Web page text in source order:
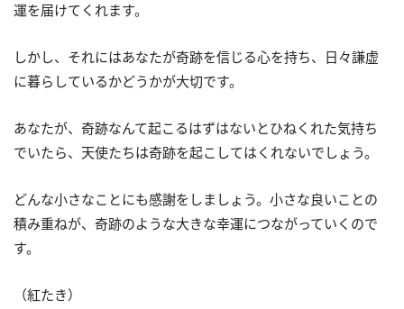
運を届けてくれます。
しかし、それにはあなたが奇跡を信じる心を持ち、日々謙虚
に暮らしているかどうかが大切です。
あなたが、奇跡なんて起こるはずはないとひねくれた気持ち
でいたら、天使たちは奇跡を起こしてはくれないでしょう。
どんな小さなことにも感謝をしましょう。小さな良いことの
積み重ねが、奇跡のような大きな幸運につながっていくので
す。
（紅たき）